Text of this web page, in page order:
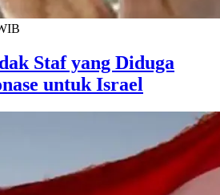
Staf yang Diduga
untuk Israel